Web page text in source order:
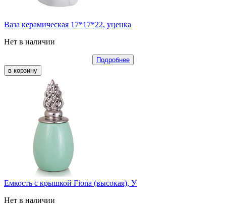
Ваза керамическая 17*17*22, уценка
Нет в наличии
Подробнее
Емкость с крышкой Fiona (высокая), У
Нет в наличии